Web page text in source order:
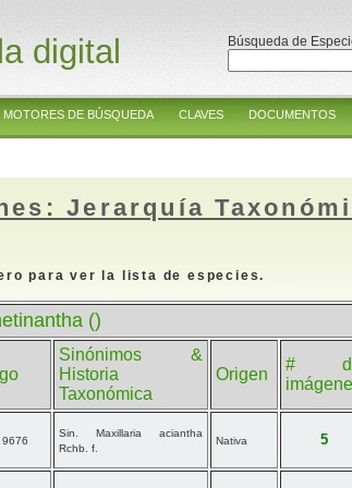
digital Búsqueda de
MOTORES DE BÚSQUEDA CLAVES DOCUMENTOS
Jerarquía
para ver la lista de especies.
()
Sinónimos &
Historia
Taxonómica
Origen
#
9676
Sin. Maxillaria aciantha
Rchb. f.
Nativa 5